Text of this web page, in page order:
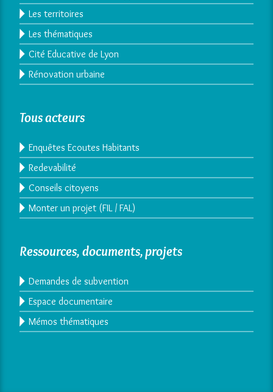
Les territoires
Les thématiques
Cité Educative de Lyon
Rénovation urbaine
Tous acteurs
Enquêtes Ecoutes Habitants
Redevabilité
Conseils citoyens
Monter un projet (FIL / FAL)
Ressources, documents, projets
Demandes de subvention
Espace documentaire
Mémos thématiques